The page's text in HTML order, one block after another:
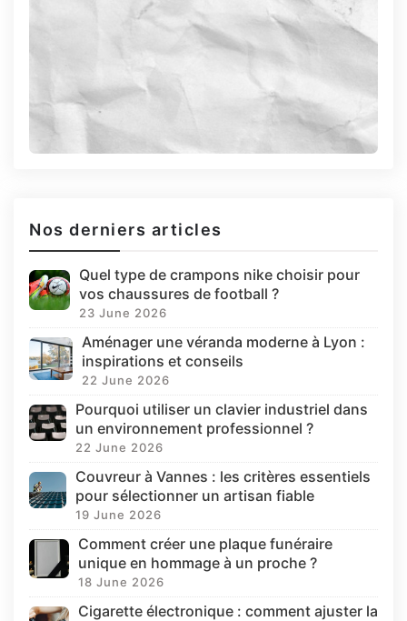
Nos derniers articles
Quel type de crampons nike choisir pour
vos chaussures de football ?
23 June 2026
Aménager une véranda moderne à Lyon :
inspirations et conseils
22 June 2026
Pourquoi utiliser un clavier industriel dans
un environnement professionnel ?
22 June 2026
Couvreur à Vannes : les critères essentiels
pour sélectionner un artisan fiable
19 June 2026
Comment créer une plaque funéraire
unique en hommage à un proche ?
18 June 2026
Cigarette électronique : comment ajuster la